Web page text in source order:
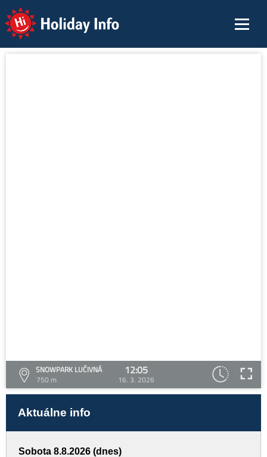
Holiday Info
SNOWPARK LUČIVNÁ
750 m
12:05
16. 3. 2026
Aktuálne info
Sobota 8.8.2026 (dnes)